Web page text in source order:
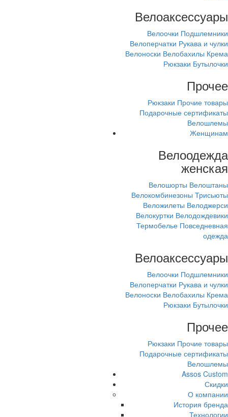
Велоаксессуары
Велоочки Подшлемники
Велоперчатки Рукава и чулки
Велоноски Велобахилы Крема
Рюкзаки Бутылочки
Прочее
Рюкзаки Прочие товары
Подарочные сертификаты
Велошлемы
Женщинам
Велоодежда
женская
Велошорты Велоштаны
Велокомбинезоны Трисьюты
Веложилеты Велоджерси
Велокуртки Велодождевики
Термобелье Повседневная
одежда
Велоаксессуары
Велоочки Подшлемники
Велоперчатки Рукава и чулки
Велоноски Велобахилы Крема
Рюкзаки Бутылочки
Прочее
Рюкзаки Прочие товары
Подарочные сертификаты
Велошлемы
Assos Custom
Скидки
О компании
История бренда
Технологии